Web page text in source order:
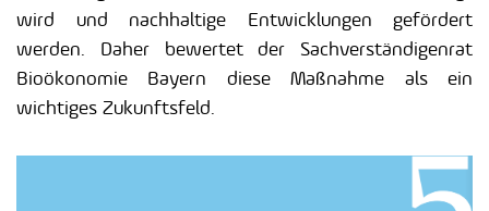
wird und nachhaltige Entwicklungen gefördert
werden. Daher bewertet der Sachverständigenrat
Bioökonomie Bayern diese Maßnahme als ein
wichtiges Zukunftsfeld.